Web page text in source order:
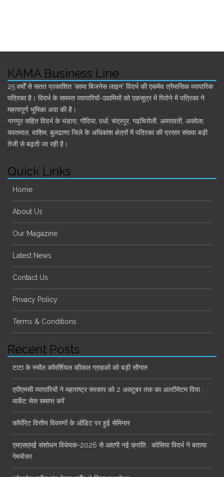
KAMA Business Line
25 वर्षों से सतत प्रकाशित ‘कामा बिजनेस लाइन' विदर्भ की एकमेव त्रैमासिक व्यापारिक
पत्रिका है। विदर्भ के समस्त व्यापारियों-उद्यमियों को एकसूत्र में पिरोने में पत्रिका ने
महत्वपूर्ण भूमिका अदा की है।
नागपुर सहित विदर्भ के भंडारा, गोंदिया, वर्धा, चंद्रपुर, गढचिरोली, अमरावती, अकोला,
यवतमाल, वाशिम, बुलढाणा जिले के अधिकांश क्षेत्रों में पत्रिका की प्रसार संख्या बड़ी
तेजी से बढ़ती जा रही है।
Quick Links
Home
About Us
Our Magazine
Latest News
Contact Us
Privacy Policy
Terms & Conditions
Recent Posts
टाटा के स्मॉल कॉमर्शियल व्हीकल ग्राहकों को बड़ी सौगात
एपीएमसी व्यापारियों ने महाराष्ट्र सरकार को 2 अक्टूबर तक का अल्टीमेटम दिया :
मार्केट सेस समाप्त करें
कॉर्पोरेट वित्तीय विवरणों के ऑडिट पर हुई सेमिनार
एमएसएमई संशोधन विधेयक-2026 से आएगी नई क्रांति : कोसिया विदर्भ ने बताया
गेमचेंजर